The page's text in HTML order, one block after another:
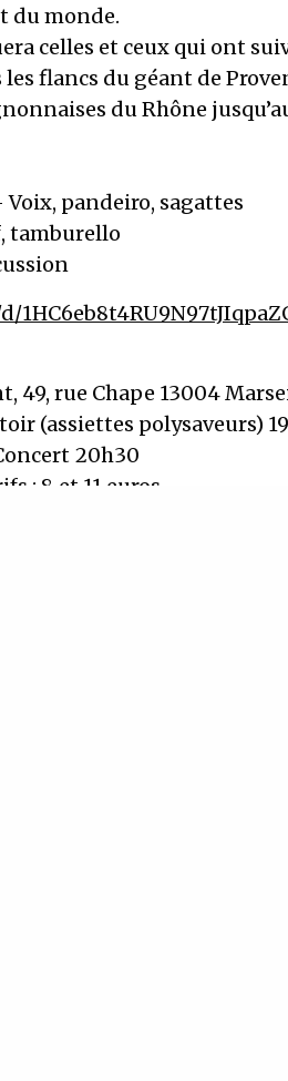
du monde.
celles et ceux qui ont
flancs du géant de
du Rhône
pandeiro, sagattes
tamburello
49, rue Chape 13004
(assiettes polysaveurs)
20h30
: 8 et 11 euros